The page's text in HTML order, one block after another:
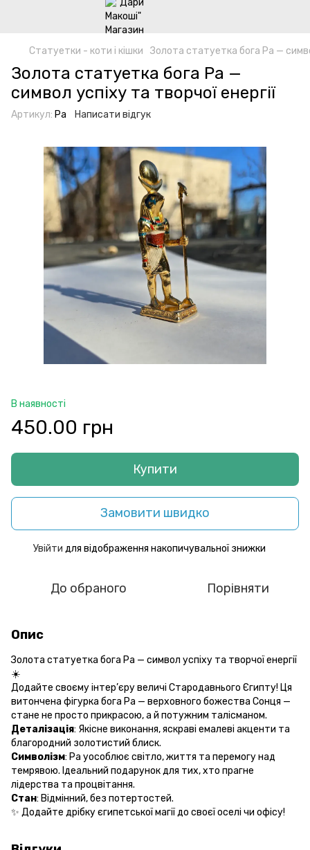
Статуетки - коти і кішки Золота статуетка бога Ра —
Золота статуетка бога Ра —
символ успіху та творчої енергії
Артикул: Ра Написати відгук
В наявності
450.00 грн
Купити
Замовити швидко
Увійти для відображення накопичувальної знижки
До обраного Порівняти
Опис
Золота статуетка бога Ра — символ успіху та творчої енергії
☀️
​Додайте своєму інтер’єру величі Стародавнього Єгипту! Ця
витончена фігурка бога Ра — верховного божества Сонця —
стане не просто прикрасою, а й потужним талісманом.
​Деталізація: Якісне виконання, яскраві емалеві акценти та
благородний золотистий блиск.
​Символізм: Ра уособлює світло, життя та перемогу над
темрявою. Ідеальний подарунок для тих, хто прагне
лідерства та процвітання.
​Стан: Відмінний, без потертостей.
​✨ Додайте дрібку єгипетської магії до своєї оселі чи офісу!